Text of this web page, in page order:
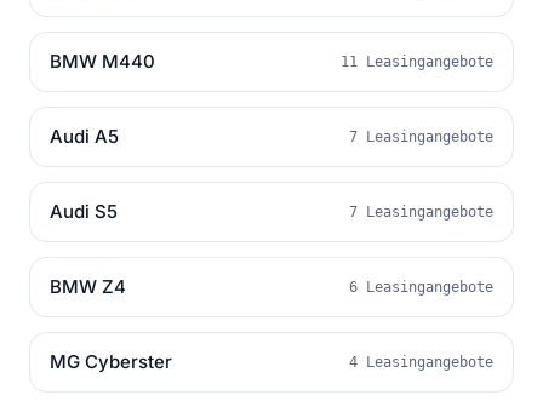
BMW M440 11 Leasingangebote
Audi A5 7 Leasingangebote
Audi S5 7 Leasingangebote
BMW Z4 6 Leasingangebote
MG Cyberster 4 Leasingangebote